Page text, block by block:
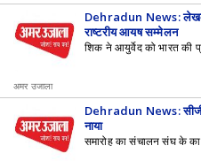
Dehradun News: लेखक
राष्ट्रीय आयुष सम्मेलन
शिक ने आयुर्वेद को भारत की
अमर उजाला
Dehradun News:
नाया
समारोह का संचालन संघ के